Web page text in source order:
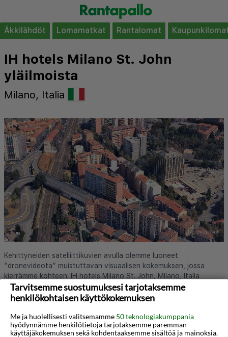
Äkkilähdöt Lomamatkat Rantalomat
IH hotels Milano St. John
yläilmoista
Milano, Italia
Kehittyneiden satelliittikuvien avulla olemme luoneet
“dronevideota” muistuttavan visuaalisen kokemuksen, jossa
kierrämme kohteen: IH hotels Milano St. John, Milano, Italia
Tarvitsemme suostumuksesi tarjotaksemme
henkilökohtaisen käyttökokemuksen
Me ja huolellisesti valitsemamme 50 teknologiakumppania
hyödynnämme henkilötietoja tarjotaksemme paremman
käyttäjäkokemuksen sekä kohdentaaksemme sisältöä ja mainoksia.